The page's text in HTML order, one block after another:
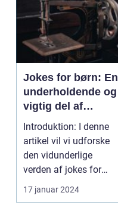
Jokes for børn: En
underholdende og
vigtig del af
barndommen
Introduktion: I denne
artikel vil vi udforske
den vidunderlige
verden af jokes for
børn og diskuter...
17 januar 2024